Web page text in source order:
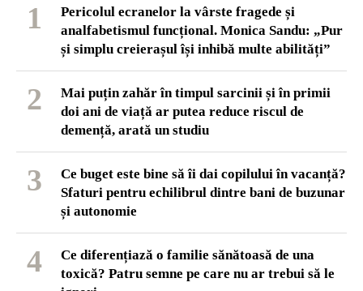
1
Pericolul ecranelor la vârste fragede și
analfabetismul funcțional. Monica Sandu: „Pur
și simplu creierașul își inhibă multe abilități”
2
Mai puțin zahăr în timpul sarcinii și în primii
doi ani de viață ar putea reduce riscul de
demență, arată un studiu
3
Ce buget este bine să îi dai copilului în vacanță?
Sfaturi pentru echilibrul dintre bani de buzunar
și autonomie
4
Ce diferențiază o familie sănătoasă de una
toxică? Patru semne pe care nu ar trebui să le